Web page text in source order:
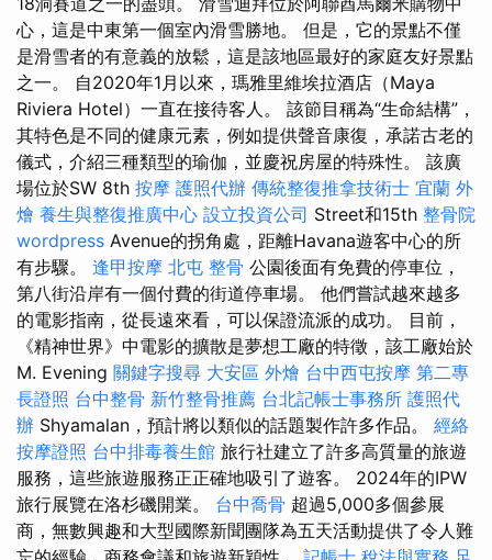
心，這是中東第一個室內滑雪勝地。 但是，它的景點不僅
是滑雪者的有意義的放鬆，這是該地區最好的家庭友好景點
之一。 自2020年1月以來，瑪雅里維埃拉酒店（Maya
Riviera Hotel）一直在接待客人。 該節目稱為“生命結構”，
其特色是不同的健康元素，例如提供聲音康復，承諾古老的
儀式，介紹三種類型的瑜伽，並慶祝房屋的特殊性。 該廣
場位於SW 8th 按摩 護照代辦 傳統整復推拿技術士 宜蘭 外
燴 養生與整復推廣中心 設立投資公司 Street和15th 整骨院
wordpress Avenue的拐角處，距離Havana遊客中心的所
有步驟。 逢甲按摩 北屯 整骨 公園後面有免費的停車位，
第八街沿岸有一個付費的街道停車場。 他們嘗試越來越多
的電影指南，從長遠來看，可以保證流派的成功。 目前，
《精神世界》中電影的擴散是夢想工廠的特徵，該工廠始於
M. Evening 關鍵字搜尋 大安區 外燴 台中西屯按摩 第二專
長證照 台中整骨 新竹整骨推薦 台北記帳士事務所 護照代
辦 Shyamalan，預計將以類似的話題製作許多作品。 經絡
按摩證照 台中排毒養生館 旅行社建立了許多高質量的旅遊
服務，這些旅遊服務正正確地吸引了遊客。 2024年的IPW
旅行展覽在洛杉磯開業。 台中喬骨 超過5,000多個參展
商，無數興趣和大型國際新聞團隊為五天活動提供了令人難